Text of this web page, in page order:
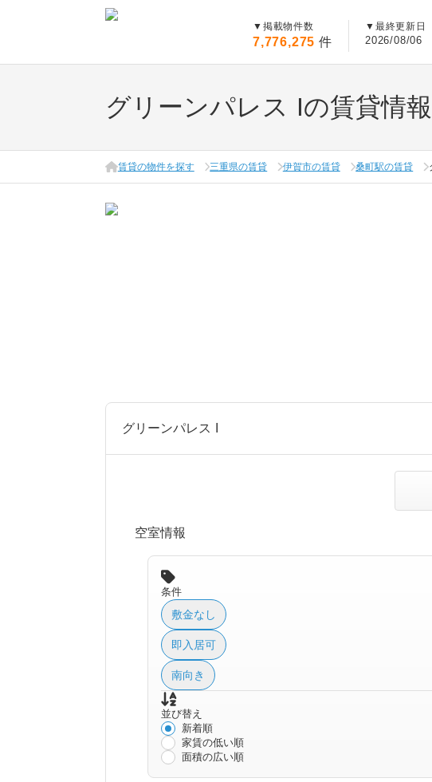
▼ 掲載物件数
7,776,275 件
▼ 最終更新日
2026/08/06
グリーンパレス Iの賃貸情報
賃貸の物件を探す 三重県の賃貸 伊賀市の賃貸 桑町駅の賃貸
グリーンパレス I
空室情報
条件
敷金なし
即入居可
南向き
並び替え
新着順
家賃の低い順
面積の広い順